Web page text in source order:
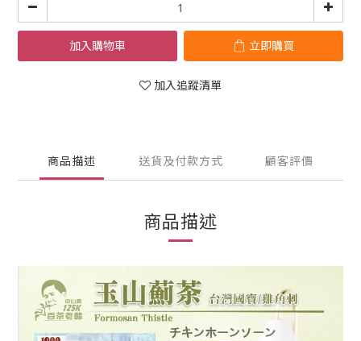
加入購物車 立即購買
加入追蹤清單
商品描述 送貨及付款方式 顧客評價
商品描述